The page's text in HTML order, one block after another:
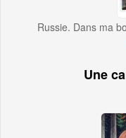
Russie. Dans ma
Une